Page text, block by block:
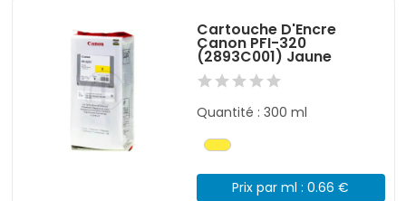
Cartouche D'Encre
Canon PFI-320
(2893C001) Jaune
Quantité : 300 ml
Prix par ml : 0.66 €